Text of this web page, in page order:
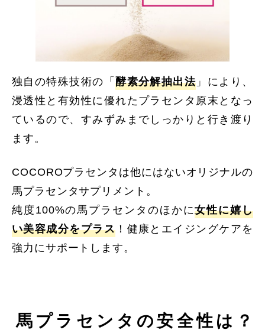
独自の特殊技術の「酵素分解抽出法 」により、
浸透性と有効性に優れたプラセンタ原末となっ
ているので、すみずみまでしっかりと行き渡り
ます。
COCOROプラセンタは他にはないオリジナルの
馬プラセンタサプリメント。
純度100%の馬プラセンタのほかに女性に嬉し
い美容成分をプラス ！健康とエイジングケアを
強力にサポートします。
馬プラセンタの安全性は？